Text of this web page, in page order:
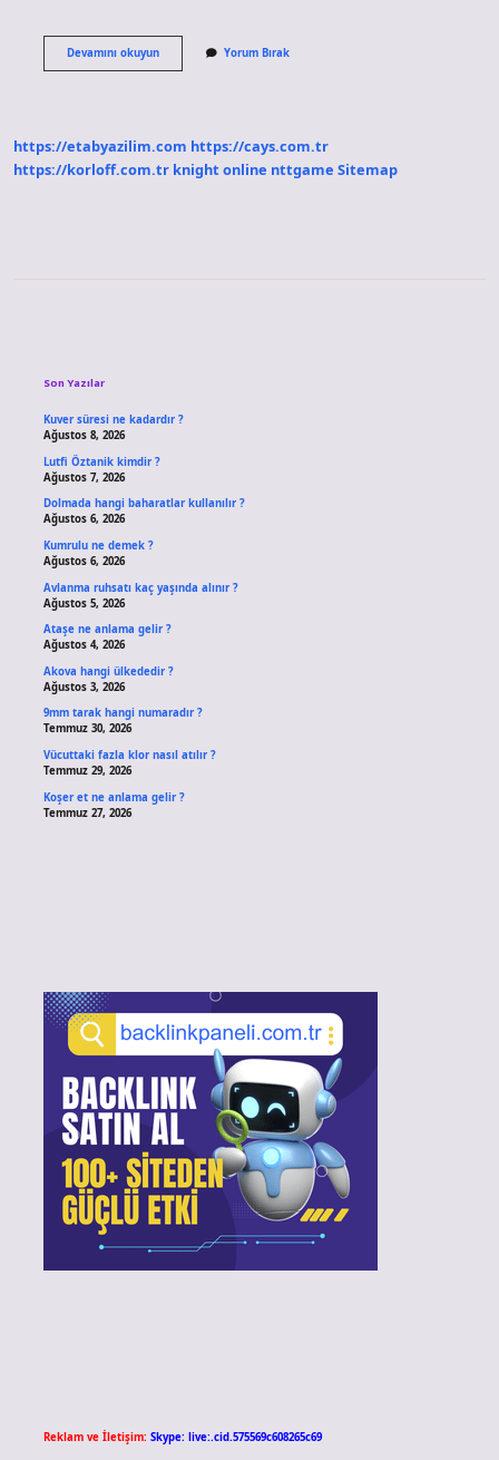
Devamını okuyunEn
Iyi
Yapılır
Yorum Bırak
https://etabyazilim.com https://cays.com.tr
https://korloff.com.tr knight online nttgame Sitemap
Son Yazılar
Kuver süresi ne kadardır ?
Ağustos 8, 2026
Lutfi Öztanik kimdir ?
Ağustos 7, 2026
Dolmada hangi baharatlar kullanılır ?
Ağustos 6, 2026
Kumrulu ne demek ?
Ağustos 6, 2026
Avlanma ruhsatı kaç yaşında alınır ?
Ağustos 5, 2026
Ataşe ne anlama gelir ?
Ağustos 4, 2026
Akova hangi ülkededir ?
Ağustos 3, 2026
9mm tarak hangi numaradır ?
Temmuz 30, 2026
Vücuttaki fazla klor nasıl atılır ?
Temmuz 29, 2026
Koşer et ne anlama gelir ?
Temmuz 27, 2026
Reklam ve İletişim: Skype: live:.cid.575569c608265c69